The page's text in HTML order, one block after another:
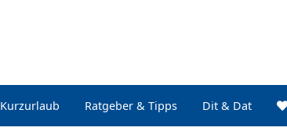
Kurzurlaub Ratgeber & Tipps Dit & Dat